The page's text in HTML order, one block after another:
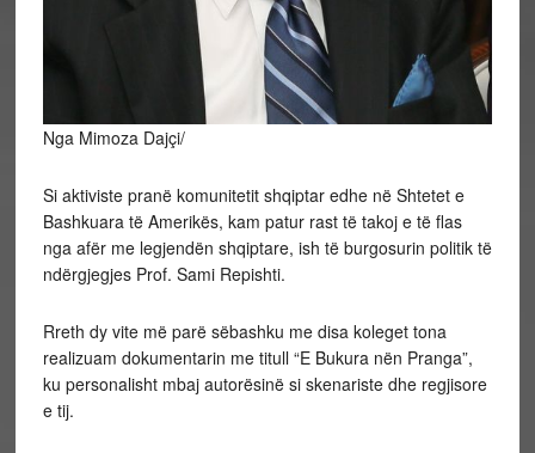
Nga Mimoza Dajçi/
Si aktiviste pranë komunitetit shqiptar edhe në Shtetet e
Bashkuara të Amerikës, kam patur rast të takoj e të flas
nga afër me legjendën shqiptare, ish të burgosurin politik të
ndërgjegjes Prof. Sami Repishti.
Rreth dy vite më parë sëbashku me disa koleget tona
realizuam dokumentarin me titull “E Bukura nën Pranga”,
ku personalisht mbaj autorësinë si skenariste dhe regjisore
e tij.